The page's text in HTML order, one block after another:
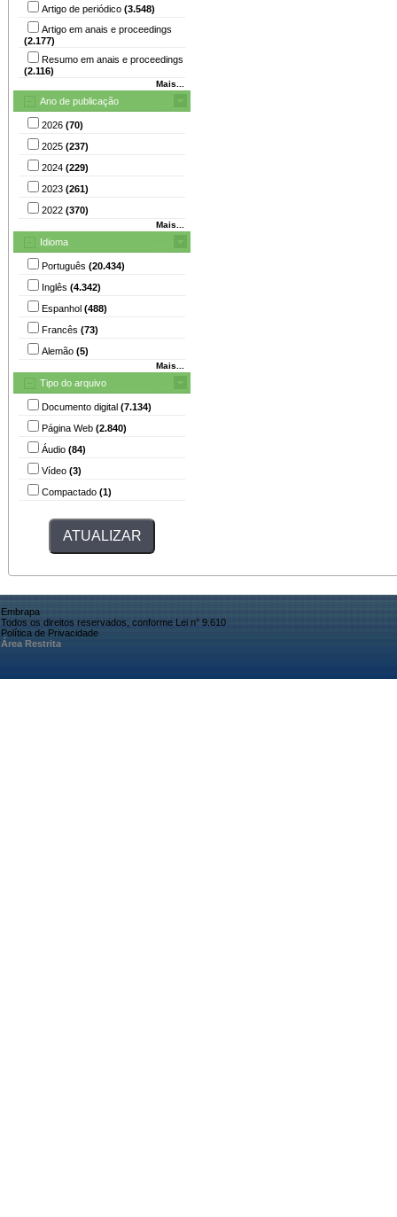
Artigo de periódico (3.548)
Artigo em anais e proceedings
(2.177)
Resumo em anais e proceedings
(2.116)
Mais...
Ano de publicação
2026 (70)
2025 (237)
2024 (229)
2023 (261)
2022 (370)
Mais...
Idioma
Português (20.434)
Inglês (4.342)
Espanhol (488)
Francês (73)
Alemão (5)
Mais...
Tipo do arquivo
Documento digital (7.134)
Página Web (2.840)
Áudio (84)
Vídeo (3)
Compactado (1)
Embrapa
Todos os direitos reservados, conforme Lei n° 9.610
Política de Privacidade
Área Restrita